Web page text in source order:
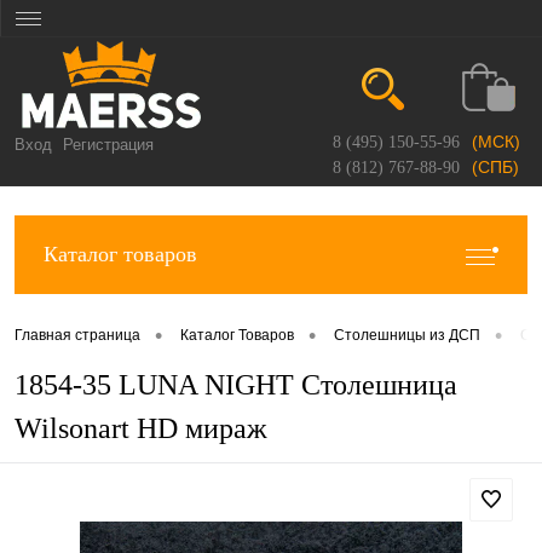
Вход Регистрация 8 (495) 150-55-96 (МСК)
8 (812) 767-88-90 (СПБ)
Каталог товаров
Главная страница • Каталог Товаров • Столешницы из ДСП •
1854-35 LUNA NIGHT Столешница
Wilsonart HD мираж